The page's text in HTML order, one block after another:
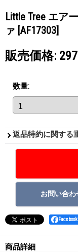
Little Tree エア
ァ [AF17303]
販売価格:
数量:
返品特約に関する
商品詳細